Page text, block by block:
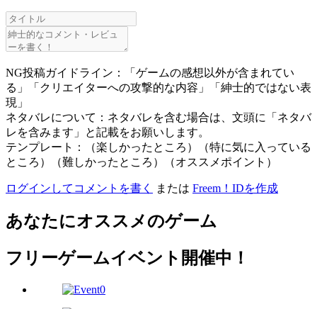
NG投稿ガイドライン：「ゲームの感想以外が含まれてい
る」「クリエイターへの攻撃的な内容」「紳士的ではない表
現」
ネタバレについて：ネタバレを含む場合は、文頭に「ネタバ
レを含みます」と記載をお願いします。
テンプレート：（楽しかったところ）（特に気に入っている
ところ）（難しかったところ）（オススメポイント）
ログインしてコメントを書く または Freem！IDを作成
あなたにオススメのゲーム
フリーゲームイベント開催中！